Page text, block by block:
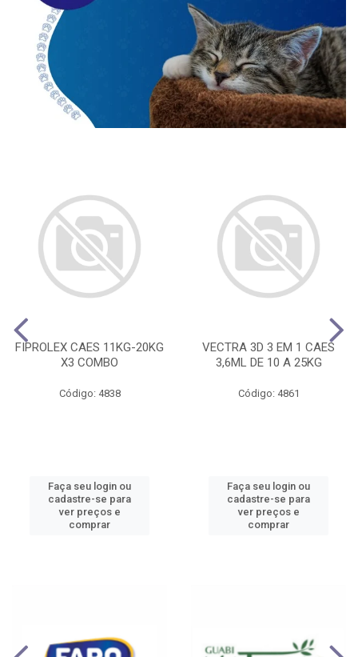
FIPROLEX CAES 11KG-20KG
X3 COMBO
Código: 4838
Faça seu login ou
cadastre-se para
ver preços e
comprar
VECTRA 3D 3 EM 1 CAES
3,6ML DE 10 A 25KG
Código: 4861
Faça seu login ou
cadastre-se para
ver preços e
comprar